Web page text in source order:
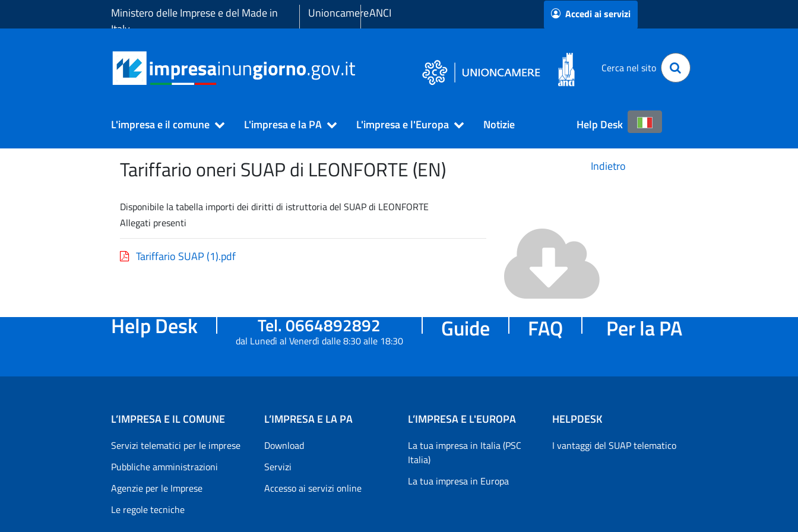
Ministero delle Imprese e del Made in
Italy
UnioncamereANCI Accedi ai servizi
Cerca nel sito
L'impresa e il comune L'impresa e la PA L'impresa e l'Europa Notizie Help Desk
Tariffario oneri SUAP di LEONFORTE (EN)
Disponibile la tabella importi dei diritti di istruttoria del SUAP di LEONFORTE
Allegati presenti
Tariffario SUAP (1).pdf
Indietro
Help Desk Tel. 0664892892
dal Lunedì al Venerdì dalle 8:30 alle 18:30 Guide FAQ Per la PA
L’IMPRESA E IL COMUNE
Servizi telematici per le imprese
Pubbliche amministrazioni
Agenzie per le Imprese
Le regole tecniche
L’IMPRESA E LA PA
Download
Servizi
Accesso ai servizi online
L’IMPRESA E L'EUROPA
La tua impresa in Italia (PSC
Italia)
La tua impresa in Europa
HELPDESK
I vantaggi del SUAP telematico